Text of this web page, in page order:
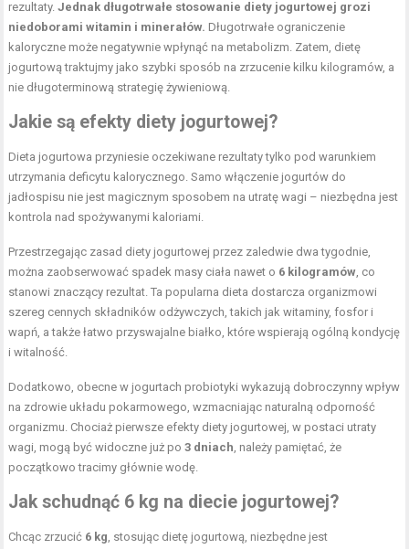
rezultaty.Jednak długotrwałe stosowanie diety jogurtowej grozi
niedoborami witamin i minerałów. Długotrwałe ograniczenie
kaloryczne może negatywnie wpłynąć na metabolizm. Zatem, dietę
jogurtową traktujmy jako szybki sposób na zrzucenie kilku kilogramów, a
nie długoterminową strategię żywieniową.
Jakie są efekty diety jogurtowej?
Dieta jogurtowa przyniesie oczekiwane rezultaty tylko pod warunkiem
utrzymania deficytu kalorycznego. Samo włączenie jogurtów do
jadłospisu nie jest magicznym sposobem na utratę wagi – niezbędna jest
kontrola nad spożywanymi kaloriami.
Przestrzegając zasad diety jogurtowej przez zaledwie dwa tygodnie,
można zaobserwować spadek masy ciała nawet o 6 kilogramów, co
stanowi znaczący rezultat. Ta popularna dieta dostarcza organizmowi
szereg cennych składników odżywczych, takich jak witaminy, fosfor i
wapń, a także łatwo przyswajalne białko, które wspierają ogólną kondycję
i witalność.
Dodatkowo, obecne w jogurtach probiotyki wykazują dobroczynny wpływ
na zdrowie układu pokarmowego, wzmacniając naturalną odporność
organizmu. Chociaż pierwsze efekty diety jogurtowej, w postaci utraty
wagi, mogą być widoczne już po3 dniach, należy pamiętać, że
początkowo tracimy głównie wodę.
Jak schudnąć 6 kg na diecie jogurtowej?
Chcąc zrzucić 6 kg, stosując dietę jogurtową, niezbędne jest